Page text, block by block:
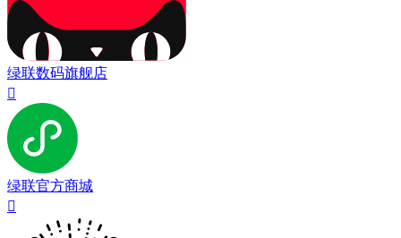
绿联数码旗舰店

绿联官方商城
